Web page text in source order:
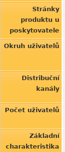
Stránky
produktu u
poskytovatele
Okruh uživatelů
Distribuční
kanály
Počet uživatelů
Základní
charakteristika